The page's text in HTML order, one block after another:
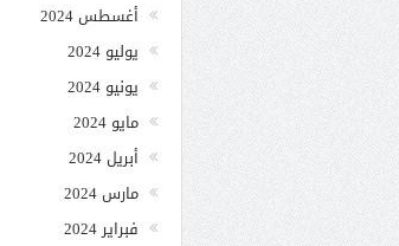
أغسطس 2024
يوليو 2024
يونيو 2024
مايو 2024
أبريل 2024
مارس 2024
فبراير 2024